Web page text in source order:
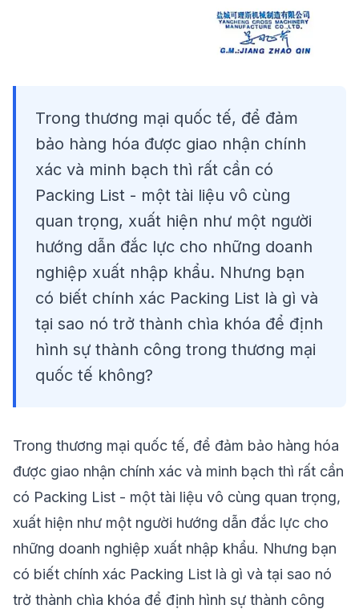
Trong thương mại quốc tế, để đảm
bảo hàng hóa được giao nhận chính
xác và minh bạch thì rất cần có
Packing List - một tài liệu vô cùng
quan trọng, xuất hiện như một người
hướng dẫn đắc lực cho những doanh
nghiệp xuất nhập khẩu. Nhưng bạn
có biết chính xác Packing List là gì và
tại sao nó trở thành chìa khóa để định
hình sự thành công trong thương mại
quốc tế không?
Trong thương mại quốc tế, để đảm bảo hàng hóa
được giao nhận chính xác và minh bạch thì rất cần
có Packing List - một tài liệu vô cùng quan trọng,
xuất hiện như một người hướng dẫn đắc lực cho
những doanh nghiệp xuất nhập khẩu. Nhưng bạn
có biết chính xác Packing List là gì và tại sao nó
trở thành chìa khóa để định hình sự thành công